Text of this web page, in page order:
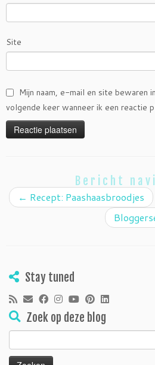
Site
Mijn naam, e-mail en site bewaren
volgende keer wanneer ik een reactie
Bericht
← Recept: Paashaasbroodjes
Stay tuned
Zoek op deze blog
Zoeken
naar: